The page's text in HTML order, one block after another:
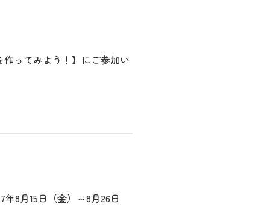
ってみよう！】にご参加い
8月15日（金）～8月26日